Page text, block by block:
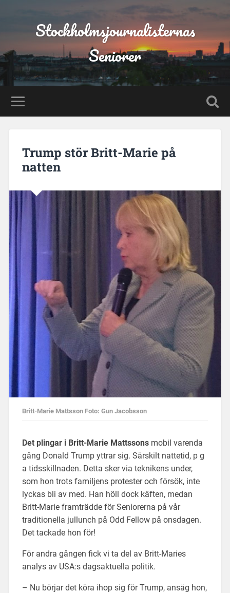
Stockholmsjournalisternas
Seniorer
Trump stör Britt-Marie på
natten
Britt-Marie Mattsson Foto: Gun Jacobsson
Det plingar i Britt-Marie Mattssonsmobil varenda
gång Donald Trump yttrar sig. Särskilt nattetid, p g
a tidsskillnaden. Detta sker via teknikens under,
som hon trots familjens protester och försök, inte
lyckas bli av med. Han höll dock käften, medan
Britt-Marie framträdde för Seniorerna på vår
traditionella jullunch på Odd Fellow på onsdagen.
Det tackade hon för!
För andra gången fick vi ta del av Britt-Maries
analys av USA:s dagsaktuella politik.
– Nu börjar det köra ihop sig för Trump, ansåg hon,